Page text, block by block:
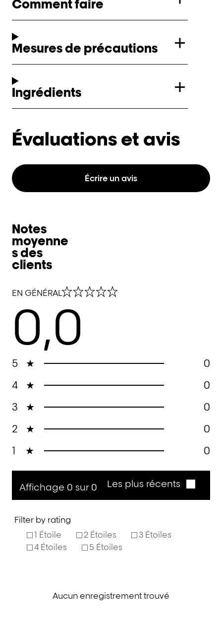
Comment faire
Mesures de précautions
Ingrédients
Évaluations et avis
Écrire un avis
5 ★
0
4
★
0
3
★
0
2
★
0
1
★ 0
Notes
moyenne
s des
clients
EN GÉNÉRAL
0,0 out of 5 stars
0,0
Affichage 0 sur 0 Les plus récents
Filter by rating
1 Étoile
2 Étoiles
3 Étoiles
4 Étoiles
5 Étoiles
Aucun enregistrement trouvé